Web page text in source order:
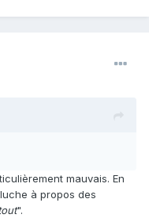
mauvais. En
à propos des
".